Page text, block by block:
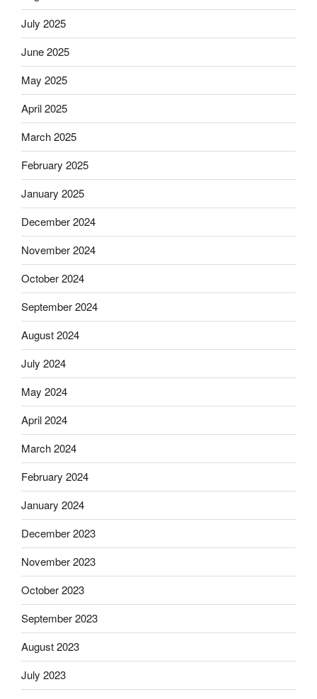
July 2025
June 2025
May 2025
April 2025
March 2025
February 2025
January 2025
December 2024
November 2024
October 2024
September 2024
August 2024
July 2024
May 2024
April 2024
March 2024
February 2024
January 2024
December 2023
November 2023
October 2023
September 2023
August 2023
July 2023